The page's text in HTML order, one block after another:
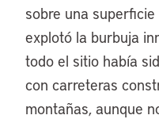
sobre una
explotó la burbuja
todo el sitio había
con carreteras
montañas, aunque